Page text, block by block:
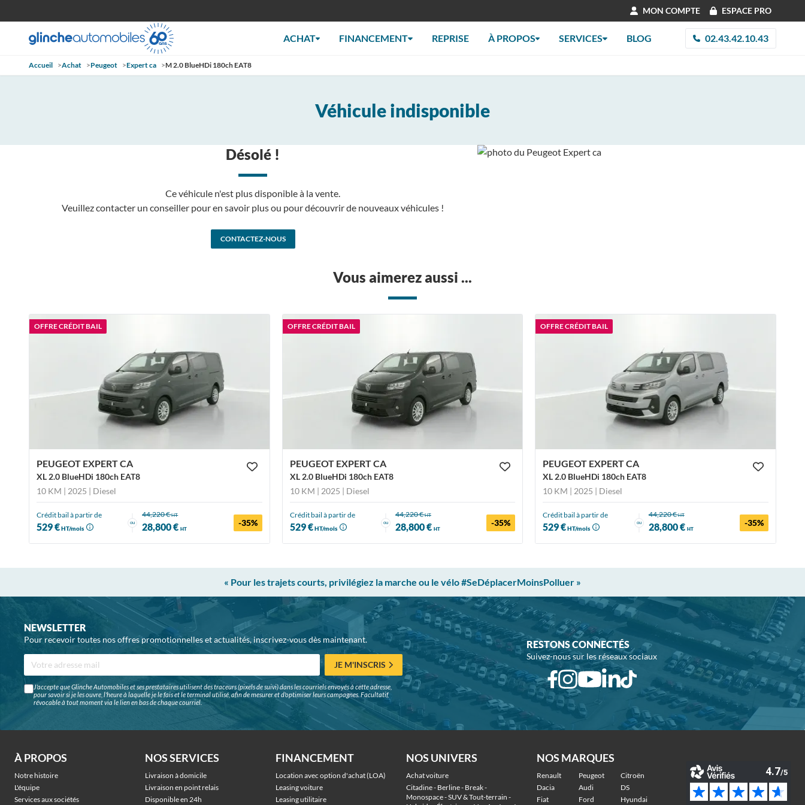
MON COMPTE ESPACE PRO
ACHAT FINANCEMENT REPRISE À PROPOS SERVICES BLOG 02.43.42.10.43
Accueil >Achat >Peugeot >Expert ca >M 2.0 BlueHDi 180ch EAT8
Véhicule indisponible
Désolé !
Ce véhicule n'est plus disponible à la vente.
Veuillez contacter un conseiller pour en savoir plus ou pour découvrir de nouveaux véhicules !
CONTACTEZ-NOUS
Vous aimerez aussi ...
OFFRE CRÉDIT BAIL
PEUGEOT EXPERT CA
XL 2.0 BlueHDi 180ch EAT8
10 KM | 2025 | Diesel
Crédit bail à partir de
529 €HT/mois
ou
44,220 €HT
28,800 €HT
-35%
OFFRE CRÉDIT BAIL
PEUGEOT EXPERT CA
XL 2.0 BlueHDi 180ch EAT8
10 KM | 2025 | Diesel
Crédit bail à partir de
529 €HT/mois
ou
44,220 €HT
28,800 € HT
-35%
OFFRE CRÉDIT BAIL
PEUGEOT EXPERT CA
XL 2.0 BlueHDi 180ch EAT8
10 KM | 2025 | Diesel
Crédit bail à partir de
529 €HT/mois
ou
44,220 €HT
28,800 € HT
-35%
« Pour les trajets courts, privilégiez la marche ou le vélo #SeDéplacerMoinsPolluer »
NEWSLETTER
Pour recevoir toutes nos offres promotionnelles et actualités, inscrivez-vous dès maintenant.
JE M'INSCRIS
J'accepte que Glinche Automobiles et ses prestataires utilisent des traceurs (pixels de suivi) dans les courriels envoyés à cette adresse,
pour savoir si je les ouvre, l'heure à laquelle je le fais et le terminal utilisé, afin de mesurer et d'optimiser leurs campagnes. Facultatif,
révocable à tout moment via le lien en bas de chaque courriel.
RESTONS CONNECTÉS
Suivez-nous sur les réseaux sociaux
À PROPOS
Notre histoire
L'équipe
Services aux sociétés
NOS SERVICES
Livraison à domicile
Livraison en point relais
Disponible en 24h
FINANCEMENT
Location avec option d'achat (LOA)
Leasing voiture
Leasing utilitaire
NOS UNIVERS
Achat voiture
Citadine - Berline - Break -
Monospace - SUV & Tout-terrain -
NOS MARQUES
Renault Peugeot
Citroën
Dacia
Audi
DS
Fiat
Ford Hyundai